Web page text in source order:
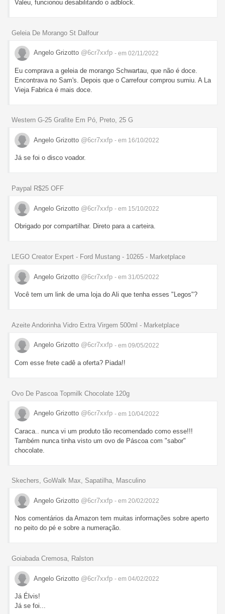
Valeu, funcionou desabilitando o adblock.
Geleia De Morango St Dalfour
Angelo Grizotto @6cr7xxfp - em 02/11/2022
Eu comprava a geleia de morango Schwartau, que não é doce.
Encontrava no Sam's. Depois que o Carrefour comprou sumiu. A La
Vieja Fabrica é mais doce.
Western G-25 Grafite Em Pó, Preto, 25 G
Angelo Grizotto @6cr7xxfp - em 16/10/2022
Já se foi o disco voador.
Paypal R$25 OFF
Angelo Grizotto @6cr7xxfp - em 15/10/2022
Obrigado por compartilhar. Direto para a carteira.
LEGO Creator Expert - Ford Mustang - 10265 - Marketplace
Angelo Grizotto @6cr7xxfp - em 31/05/2022
Você tem um link de uma loja do Ali que tenha esses "Legos"?
Azeite Andorinha Vidro Extra Virgem 500ml - Marketplace
Angelo Grizotto @6cr7xxfp - em 09/05/2022
Com esse frete cadê a oferta? Piada!!
Ovo De Pascoa Topmilk Chocolate 120g
Angelo Grizotto @6cr7xxfp - em 10/04/2022
Caraca.. nunca vi um produto tão recomendado como esse!!!
Também nunca tinha visto um ovo de Páscoa com "sabor"
chocolate.
Skechers, GoWalk Max, Sapatilha, Masculino
Angelo Grizotto @6cr7xxfp - em 20/02/2022
Nos comentários da Amazon tem muitas informações sobre aperto
no peito do pé e sobre a numeração.
Goiabada Cremosa, Ralston
Angelo Grizotto @6cr7xxfp - em 04/02/2022
Já Élvis!
Já se foi...